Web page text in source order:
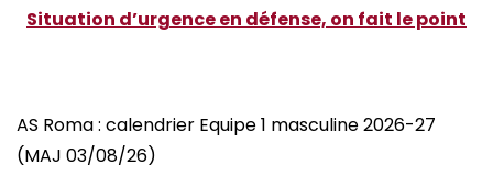
Situation d’urgence en défense, on fait le point
AS Roma : calendrier Equipe 1 masculine 2026-27
(MAJ 03/08/26)